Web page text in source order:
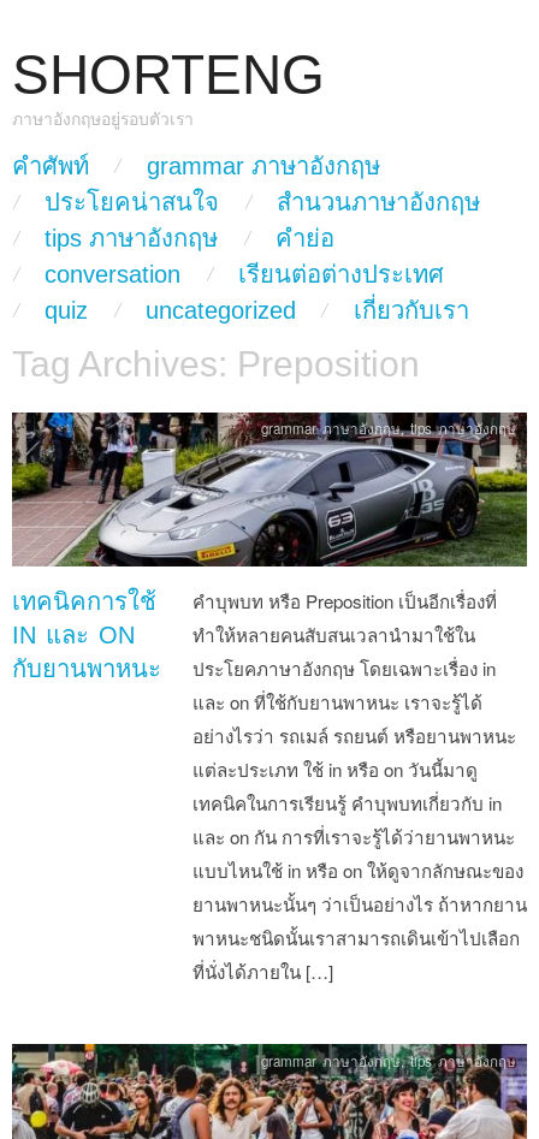
SHORTENG
ภาษาอังกฤษอยู่รอบตัวเรา
Main Menu
skip to content
คำศัพท์
grammar ภาษาอังกฤษ
ประโยคน่าสนใจ
สำนวนภาษาอังกฤษ
tips ภาษาอังกฤษ
คำย่อ
conversation
เรียนต่อต่างประเทศ
quiz
uncategorized เกี่ยวกับเรา
Tag Archives: Preposition
เทคนิคการใช้
IN และ ON
กับยานพาหนะ
คำบุพบท หรือ Preposition เป็นอีกเรื่องที่
ทำให้หลายคนสับสนเวลานำมาใช้ใน
ประโยคภาษาอังกฤษ โดยเฉพาะเรื่อง in
และ on ที่ใช้กับยานพาหนะ เราจะรู้ได้
อย่างไรว่า รถเมล์ รถยนต์ หรือยานพาหนะ
แต่ละประเภท ใช้ in หรือ on วันนี้มาดู
เทคนิคในการเรียนรู้ คำบุพบทเกี่ยวกับ in
และ on กัน การที่เราจะรู้ได้ว่ายานพาหนะ
แบบไหนใช้ in หรือ on ให้ดูจากลักษณะของ
ยานพาหนะนั้นๆ ว่าเป็นอย่างไร ถ้าหากยาน
พาหนะชนิดนั้นเราสามารถเดินเข้าไปเลือก
ที่นั่งได้ภายใน […]
grammar ภาษาอังกฤษ,tips ภาษาอังกฤษ
grammar ภาษาอังกฤษ,tips ภาษาอังกฤษ